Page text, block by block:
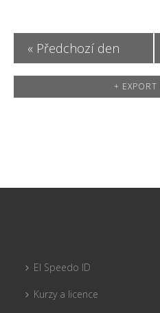
a
t
n
« Předchozí den
+ EXPORT
El Speedo ID
Kurzy a licence